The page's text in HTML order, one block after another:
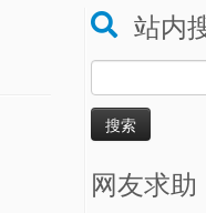
站内
索：
网友求助